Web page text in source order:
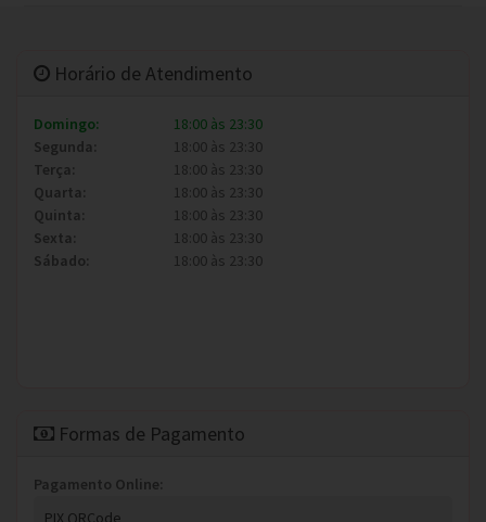
Horário de Atendimento
Domingo:
18:00 às 23:30
Segunda:
18:00 às 23:30
Terça:
18:00 às 23:30
Quarta:
18:00 às 23:30
Quinta:
18:00 às 23:30
Sexta:
18:00 às 23:30
Sábado:
18:00 às 23:30
Formas de Pagamento
Pagamento Online:
PIX QRCode